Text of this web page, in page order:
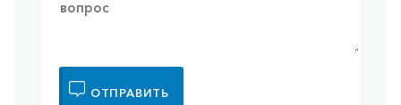
ОТПРАВИТЬ